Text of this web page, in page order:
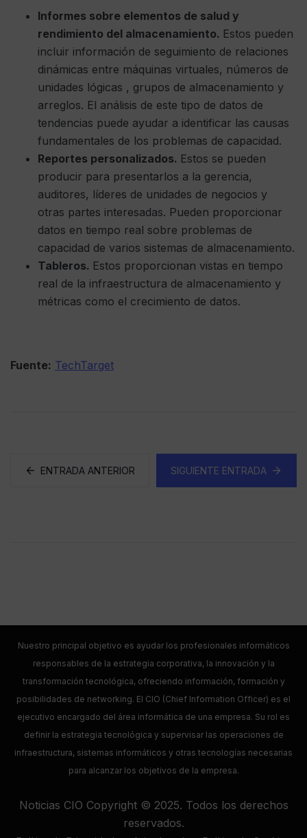
Informes sobre elementos de salud y
rendimiento del almacenamiento. Estos pueden
incluir información de seguimiento de relaciones
dinámicas entre máquinas virtuales, números de
unidades lógicas , grupos de almacenamiento y
arreglos. El análisis de este tipo de datos de
tendencias puede ayudar a identificar las causas
fundamentales de los problemas de capacidad.
Reportes personalizados. Estos se pueden
producir para presentarlos a la gerencia,
auditores, líderes de unidades de negocios y
otras partes interesadas. Pueden proporcionar
datos en tiempo real sobre problemas de
capacidad de varios sistemas de almacenamiento.
Tableros. Estos proporcionan vistas en tiempo
real de la infraestructura de almacenamiento y
métricas como el crecimiento de datos.
Fuente: TechTarget
ENTRADA ANTERIOR SIGUIENTE ENTRADA
Nuestro principal objetivo es ayudar los profesionales informáticos
responsables de la estrategia corporativa, la innovación y la
transformación tecnológica, ofreciendo información, formación y
posibilidades de networking. El CIO (Chief Information Officer) es el
ejecutivo encargado del área informática de una empresa. Su rol es
definir la estrategia tecnológica y supervisar las operaciones de
infraestructura, sistemas informáticos y otras tecnologías necesarias
para alcanzar los objetivos de la empresa.
Noticias CIO Copyright © 2025. Todos los derechos
reservados.